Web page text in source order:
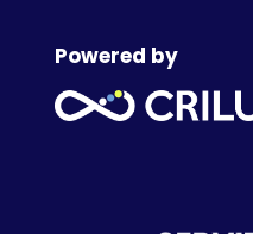
Powered by